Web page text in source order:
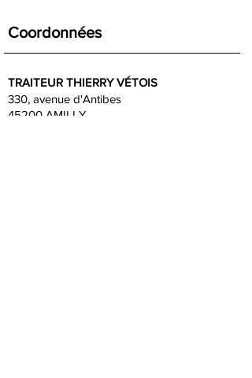
Coordonnées
TRAITEUR THIERRY VÉTOIS
330, avenue d'Antibes
45200 AMILLY